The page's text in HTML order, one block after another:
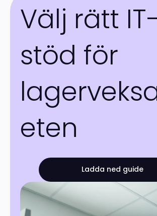
Välj rätt IT-
stöd för
eten
Ladda ned guide